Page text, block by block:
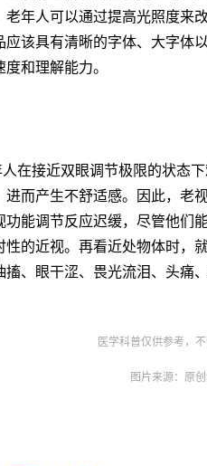
年人可以通过提高光照度来
应该具有清晰的字体、大字体
和理解能力。
在接近双眼调节极限的状态
而产生不舒适感。因此，老
能调节反应迟缓，尽管他们
性的近视。再看近处物体时，
、眼干涩、畏光流泪、头痛
医学科普仅供参考，
图片来源：原